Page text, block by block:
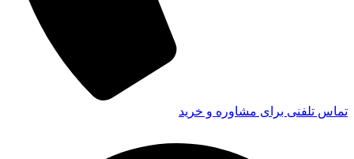
تماس تلفنی برای مشاوره و خرید